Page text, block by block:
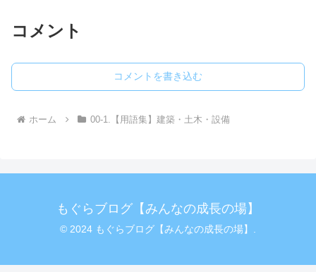
コメント
コメントを書き込む
ホーム 00-1.【用語集】建築・土木・設備
もぐらブログ【みんなの成長の場】
© 2024 もぐらブログ【みんなの成長の場】.